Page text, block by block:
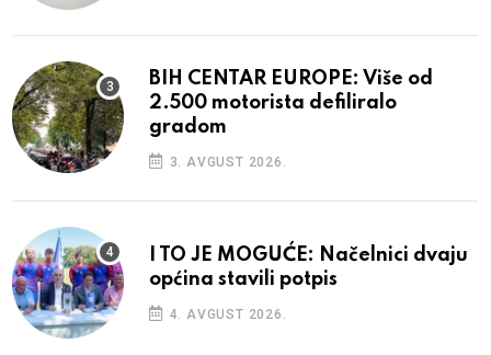
BIH CENTAR EUROPE: Više od
2.500 motorista defiliralo
gradom
3. AVGUST 2026.
I TO JE MOGUĆE: Načelnici dvaju
općina stavili potpis
4. AVGUST 2026.